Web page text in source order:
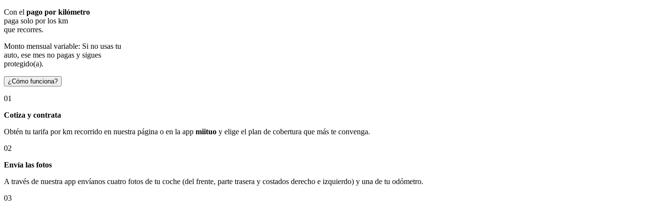
Con el pago por kilómetro
paga solo por los km
que recorres.
Monto mensual variable: Si no usas tu
auto, ese mes no pagas y sigues
protegido(a).
¿Cómo funciona?
01
Cotiza y contrata
Obtén tu tarifa por km recorrido en nuestra página o en la app miituo y elige el plan de cobertura que más te convenga.
02
Envía las fotos
A través de nuestra app envíanos cuatro fotos de tu coche (del frente, parte trasera y costados derecho e izquierdo) y una de tu odómetro.
03